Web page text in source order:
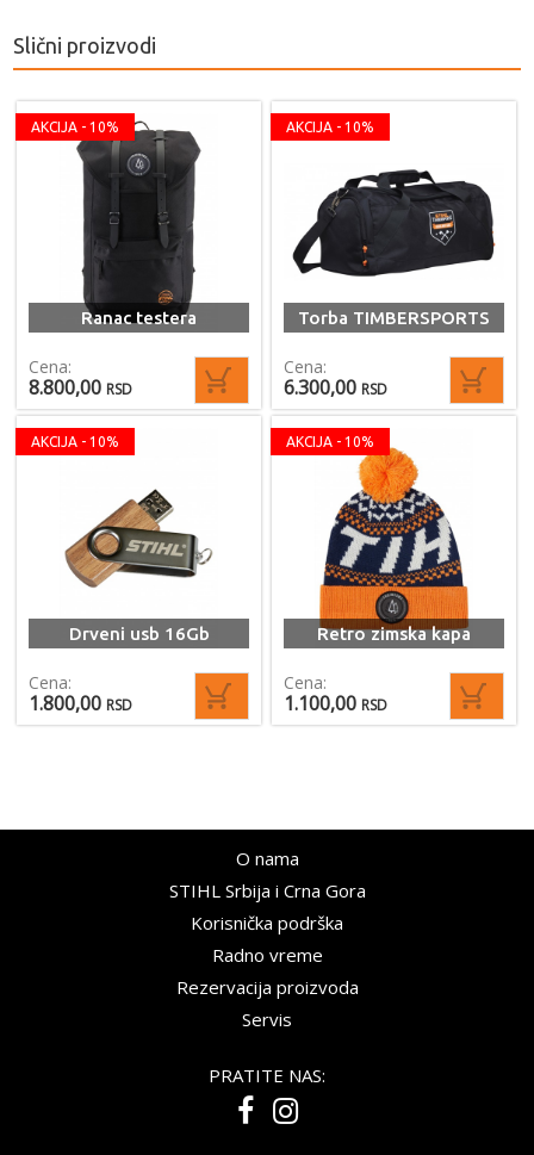
Slični proizvodi
AKCIJA - 10%
Ranac testera
Cena:
8.800,00 RSD
AKCIJA - 10%
Torba TIMBERSPORTS
Cena:
6.300,00 RSD
AKCIJA - 10%
Drveni usb 16Gb
Cena:
1.800,00 RSD
AKCIJA - 10%
Retro zimska kapa
Cena:
1.100,00 RSD
O nama
STIHL Srbija i Crna Gora
Korisnička podrška
Radno vreme
Rezervacija proizvoda
Servis
PRATITE NAS: